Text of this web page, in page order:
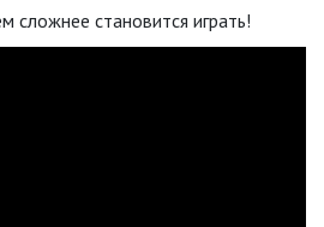
сложнее становится играть!